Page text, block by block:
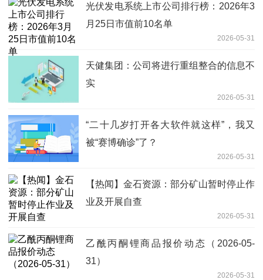
光伏发电系统上市公司排行榜：2026年3
月25日市值前10名单
2026-05-31
天健集团：公司将进行重组整合的信息不
实
2026-05-31
“二十几岁打开各大软件就这样”，我又
被“赛博确诊”了？
2026-05-31
【热闻】金石资源：部分矿山暂时停止作
业及开展自查
2026-05-31
乙酰丙酮锂商品报价动态（2026-05-
31）
2026-05-31